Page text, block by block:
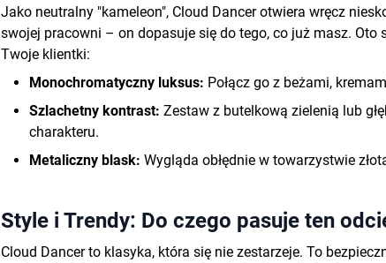
Jako neutralny "kameleon", Cloud Dancer otwiera wręcz
swojej pracowni – on dopasuje się do tego, co już masz.
Twoje klientki:
Monochromatyczny luksus: Połącz go z beżami,
Szlachetny kontrast: Zestaw z butelkową zielenią lub
charakteru.
Metaliczny blask: Wygląda obłędnie w towarzystwie
Style i Trendy: Do czego pasuje ten
Cloud Dancer to klasyka, która się nie zestarzeje. To